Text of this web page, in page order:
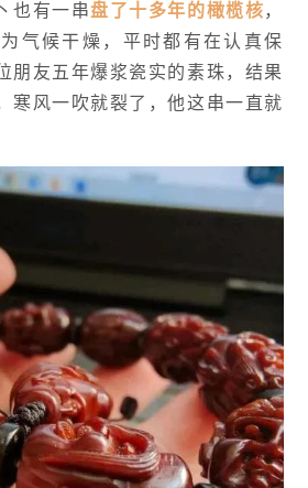
也有一串盘了十多年的橄榄核，
气候干燥，平时都有在认真保
朋友五年爆浆瓷实的素珠，结果
寒风一吹就裂了，他这串一直就